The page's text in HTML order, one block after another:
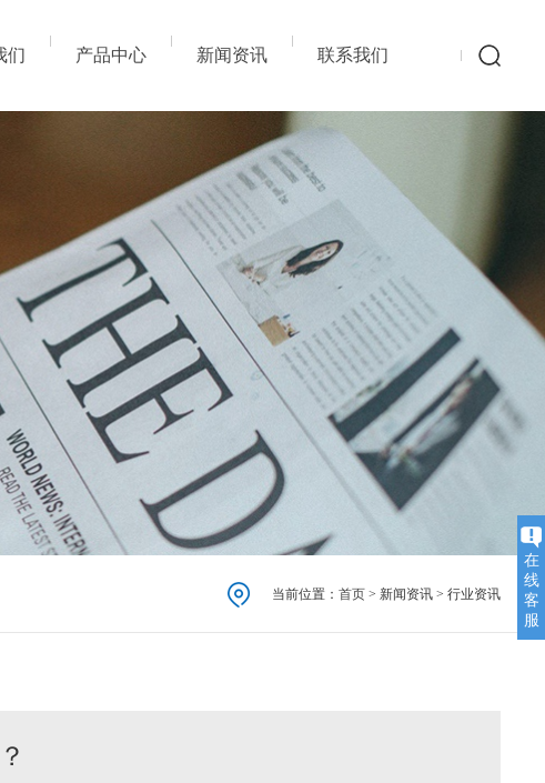
们 产品中心 新闻资讯 联系我们
当前位置： 首页> 新闻资讯 > 行业资讯
在
线
客
服